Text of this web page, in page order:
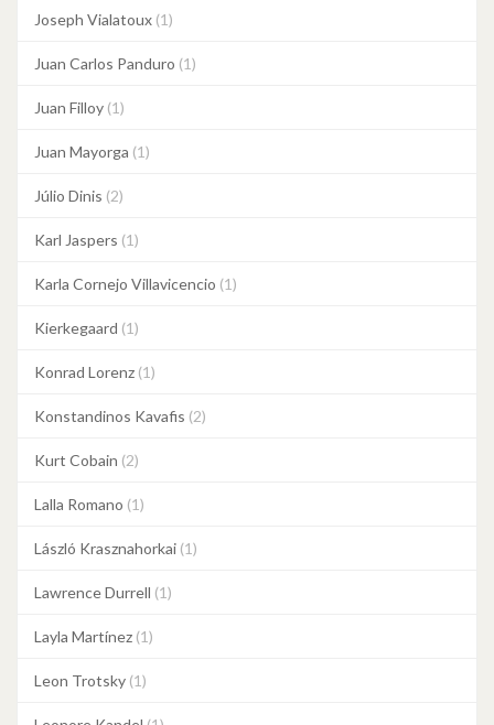
Joseph Vialatoux (1)
Juan Carlos Panduro (1)
Juan Filloy (1)
Juan Mayorga (1)
Júlio Dinis (2)
Karl Jaspers (1)
Karla Cornejo Villavicencio (1)
Kierkegaard (1)
Konrad Lorenz (1)
Konstandinos Kavafis (2)
Kurt Cobain (2)
Lalla Romano (1)
László Krasznahorkai (1)
Lawrence Durrell (1)
Layla Martínez (1)
Leon Trotsky (1)